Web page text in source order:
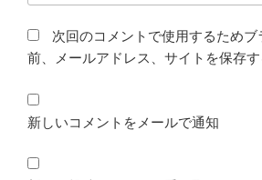
次回のコメントで使用するためブ
前、メールアドレス、サイトを保存す
新しいコメントをメールで通知